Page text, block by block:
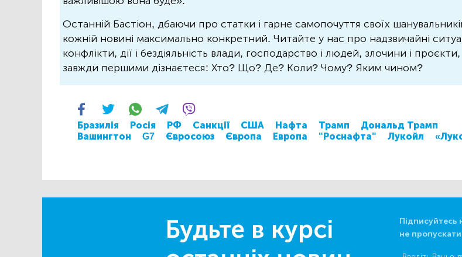
Останній Бастіон, дбаючи про статки і гарне самопочуття своїх
кожній новині максимально конкретний. Читайте у нас про надзвичайні
конфлікти, дії і бездіяльність влади, господарство і людей, злочини і проєкти,
завжди першими дізнаєтеся: Хто? Що? Де? Коли? Чому? Яким чином?
Бразилія Росія РФ Санкції США Нафта Трамп
Дональд Трамп
Вашингтон
G7 Євросоюз Європа Европа "Роснафта" Лукойл
Будьте в курсі
Підписуйтесь
не